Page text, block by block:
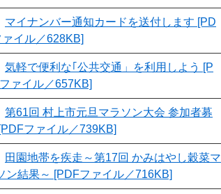
マイナンバー通知カードを送付します [PD
ァイル／628KB]
気軽で便利な｢公共交通」を利用しよう [P
ァイル／657KB]
第61回 村上市元旦マラソン大会 参加者募
ファイル／739KB]
田園地帯を疾走～第17回 かみはやし穀菜マ
ン結果～ [PDFファイル／716KB]